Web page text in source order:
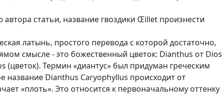
статьи, название гвоздики Œillet произнести
латынь, простого перевода с которой достаточно,
смысле - это божественный цветок: Dianthus от Dios
(цветок). Термин «диантус» был придуман греческим
название Dianthus Caryophyllus происходит от
«плоть». Это относится к первоначальному оттенку